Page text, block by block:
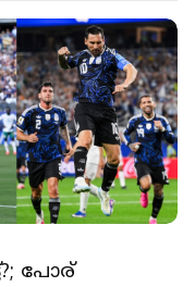
പോര്